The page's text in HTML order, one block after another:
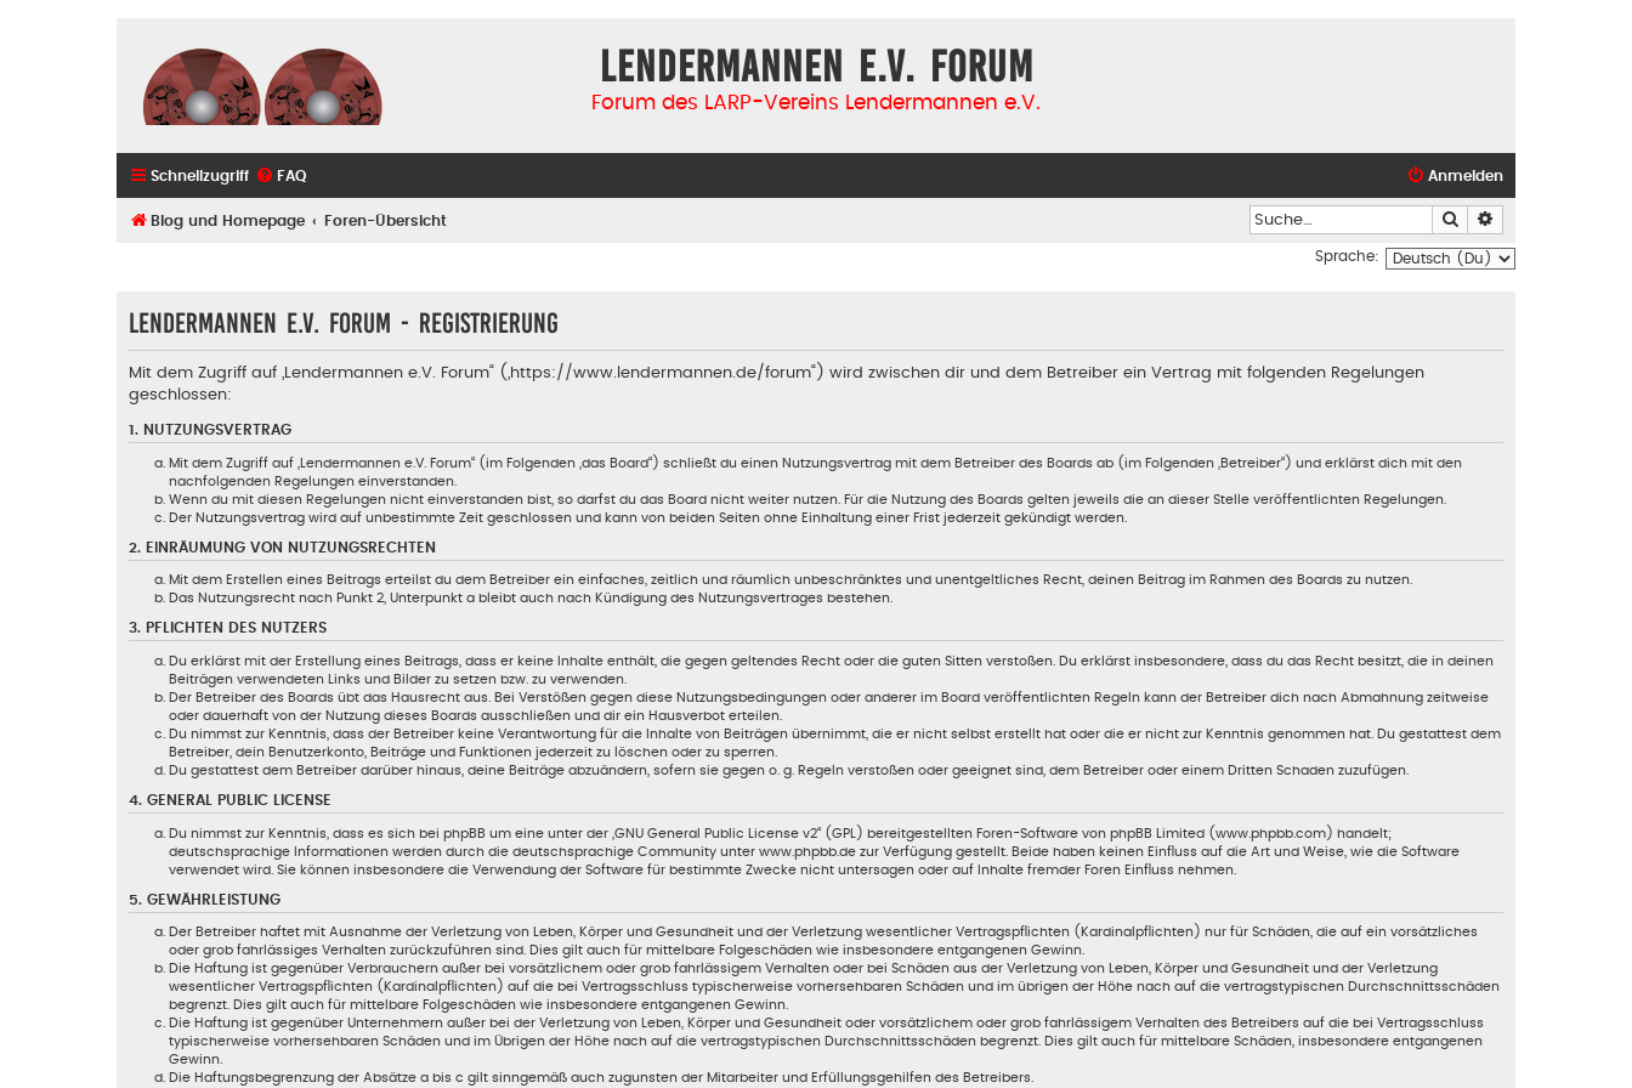
Lendermannen e.V. Forum
Forum des LARP-Vereins Lendermannen e.V.
Schnellzugriff FAQ Anmelden
Blog und Homepage Foren-Übersicht Suche
Sprache:
Lendermannen e.V. Forum - Registrierung
Mit dem Zugriff auf „Lendermannen e.V. Forum“ („https://www.lendermannen.de/forum“) wird zwischen dir und dem Betreiber ein Vertrag mit folgenden Regelungen
geschlossen:
1. NUTZUNGSVERTRAG
Mit dem Zugriff auf „Lendermannen e.V. Forum“ (im Folgenden „das Board“) schließt du einen Nutzungsvertrag mit dem Betreiber des Boards ab (im Folgenden „Betreiber“) und erklärst dich mit den
nachfolgenden Regelungen einverstanden.
Wenn du mit diesen Regelungen nicht einverstanden bist, so darfst du das Board nicht weiter nutzen. Für die Nutzung des Boards gelten jeweils die an dieser Stelle veröffentlichten Regelungen.
Der Nutzungsvertrag wird auf unbestimmte Zeit geschlossen und kann von beiden Seiten ohne Einhaltung einer Frist jederzeit gekündigt werden.
2. EINRÄUMUNG VON NUTZUNGSRECHTEN
Mit dem Erstellen eines Beitrags erteilst du dem Betreiber ein einfaches, zeitlich und räumlich unbeschränktes und unentgeltliches Recht, deinen Beitrag im Rahmen des Boards zu nutzen.
Das Nutzungsrecht nach Punkt 2, Unterpunkt a bleibt auch nach Kündigung des Nutzungsvertrages bestehen.
3. PFLICHTEN DES NUTZERS
Du erklärst mit der Erstellung eines Beitrags, dass er keine Inhalte enthält, die gegen geltendes Recht oder die guten Sitten verstoßen. Du erklärst insbesondere, dass du das Recht besitzt, die in deinen
Beiträgen verwendeten Links und Bilder zu setzen bzw. zu verwenden.
Der Betreiber des Boards übt das Hausrecht aus. Bei Verstößen gegen diese Nutzungsbedingungen oder anderer im Board veröffentlichten Regeln kann der Betreiber dich nach Abmahnung zeitweise
oder dauerhaft von der Nutzung dieses Boards ausschließen und dir ein Hausverbot erteilen.
Du nimmst zur Kenntnis, dass der Betreiber keine Verantwortung für die Inhalte von Beiträgen übernimmt, die er nicht selbst erstellt hat oder die er nicht zur Kenntnis genommen hat. Du gestattest dem
Betreiber, dein Benutzerkonto, Beiträge und Funktionen jederzeit zu löschen oder zu sperren.
Du gestattest dem Betreiber darüber hinaus, deine Beiträge abzuändern, sofern sie gegen o. g. Regeln verstoßen oder geeignet sind, dem Betreiber oder einem Dritten Schaden zuzufügen.
4. GENERAL PUBLIC LICENSE
Du nimmst zur Kenntnis, dass es sich bei phpBB um eine unter der „ GNU General Public License v2“ (GPL) bereitgestellten Foren-Software von phpBB Limited (www.phpbb.com) handelt;
deutschsprachige Informationen werden durch die deutschsprachige Community unter www.phpbb.de zur Verfügung gestellt. Beide haben keinen Einfluss auf die Art und Weise, wie die Software
verwendet wird. Sie können insbesondere die Verwendung der Software für bestimmte Zwecke nicht untersagen oder auf Inhalte fremder Foren Einfluss nehmen.
5. GEWÄHRLEISTUNG
Der Betreiber haftet mit Ausnahme der Verletzung von Leben, Körper und Gesundheit und der Verletzung wesentlicher Vertragspflichten (Kardinalpflichten) nur für Schäden, die auf ein vorsätzliches
oder grob fahrlässiges Verhalten zurückzuführen sind. Dies gilt auch für mittelbare Folgeschäden wie insbesondere entgangenen Gewinn.
Die Haftung ist gegenüber Verbrauchern außer bei vorsätzlichem oder grob fahrlässigem Verhalten oder bei Schäden aus der Verletzung von Leben, Körper und Gesundheit und der Verletzung
wesentlicher Vertragspflichten (Kardinalpflichten) auf die bei Vertragsschluss typischerweise vorhersehbaren Schäden und im übrigen der Höhe nach auf die vertragstypischen Durchschnittsschäden
begrenzt. Dies gilt auch für mittelbare Folgeschäden wie insbesondere entgangenen Gewinn.
Die Haftung ist gegenüber Unternehmern außer bei der Verletzung von Leben, Körper und Gesundheit oder vorsätzlichem oder grob fahrlässigem Verhalten des Betreibers auf die bei Vertragsschluss
typischerweise vorhersehbaren Schäden und im Übrigen der Höhe nach auf die vertragstypischen Durchschnittsschäden begrenzt. Dies gilt auch für mittelbare Schäden, insbesondere entgangenen
Gewinn.
Die Haftungsbegrenzung der Absätze a bis c gilt sinngemäß auch zugunsten der Mitarbeiter und Erfüllungsgehilfen des Betreibers.